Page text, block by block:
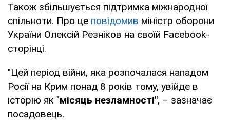
Також збільшується підтримка міжнародної
спільноти. Про це повідомив міністр оборони
України Олексій Резніков на своїй Facebook-
сторінці.
"Цей період війни, яка розпочалася нападом
Росії на Крим понад 8 років тому, увійде в
історію як "місяць незламності", – зазначає
посадовець.